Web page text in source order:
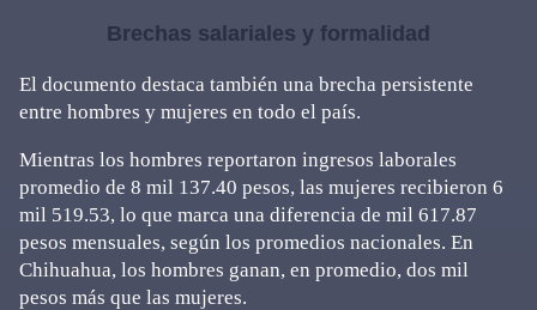
Brechas salariales y formalidad
El documento destaca también una brecha persistente
entre hombres y mujeres en todo el país.
Mientras los hombres reportaron ingresos laborales
promedio de 8 mil 137.40 pesos, las mujeres recibieron 6
mil 519.53, lo que marca una diferencia de mil 617.87
pesos mensuales, según los promedios nacionales. En
Chihuahua, los hombres ganan, en promedio, dos mil
pesos más que las mujeres.